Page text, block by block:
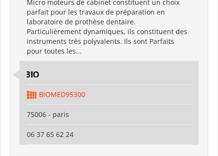
Micro moteurs de cabinet constituent un choix
parfait pour les travaux de préparation en
laboratoire de prothèse dentaire.
Particulièrement dynamiques, ils constituent des
instruments très polyvalents. Ils sont Parfaits
pour toutes les...
bio
BIOMED95300
75006 - paris
06 37 65 62 24